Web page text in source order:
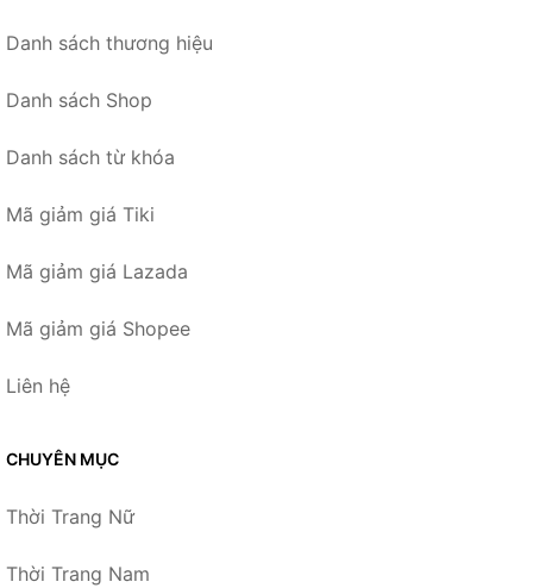
Danh sách thương hiệu
Danh sách Shop
Danh sách từ khóa
Mã giảm giá Tiki
Mã giảm giá Lazada
Mã giảm giá Shopee
Liên hệ
CHUYÊN MỤC
Thời Trang Nữ
Thời Trang Nam